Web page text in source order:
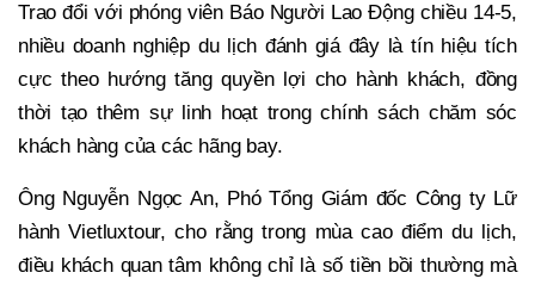
Trao đổi với phóng viên Báo Người Lao Động chiều 14-5,
nhiều doanh nghiệp du lịch đánh giá đây là tín hiệu tích
cực theo hướng tăng quyền lợi cho hành khách, đồng
thời tạo thêm sự linh hoạt trong chính sách chăm sóc
khách hàng của các hãng bay.
Ông Nguyễn Ngọc An, Phó Tổng Giám đốc Công ty Lữ
hành Vietluxtour, cho rằng trong mùa cao điểm du lịch,
điều khách quan tâm không chỉ là số tiền bồi thường mà